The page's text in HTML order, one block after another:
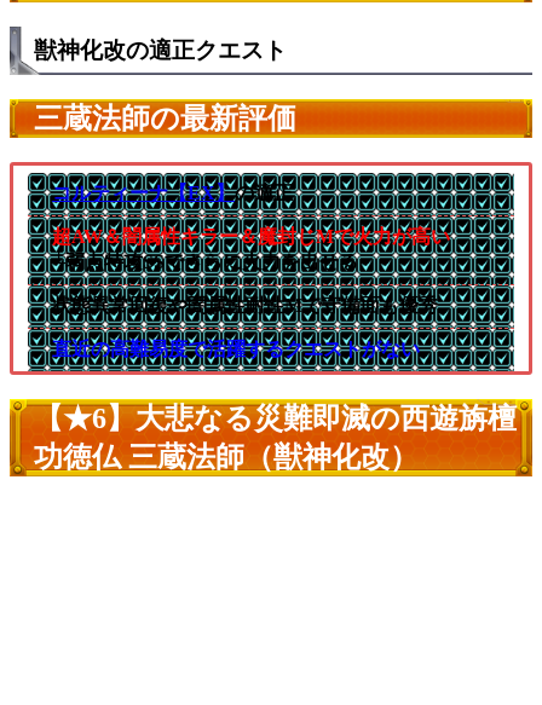
獣神化改の適正クエスト
三蔵法師の最新評価
コルティーナ【EX】の適正
超AW＆闇属性キラー＆魔封じMで火力が高い
└弱点特攻SSでさらに火力を出せる
状態異常回復や闇属性耐性Mで守備面も優秀
直近の高難易度で活躍するクエストがない
【★6】大悲なる災難即滅の西遊旃檀
功徳仏 三蔵法師（獣神化改）